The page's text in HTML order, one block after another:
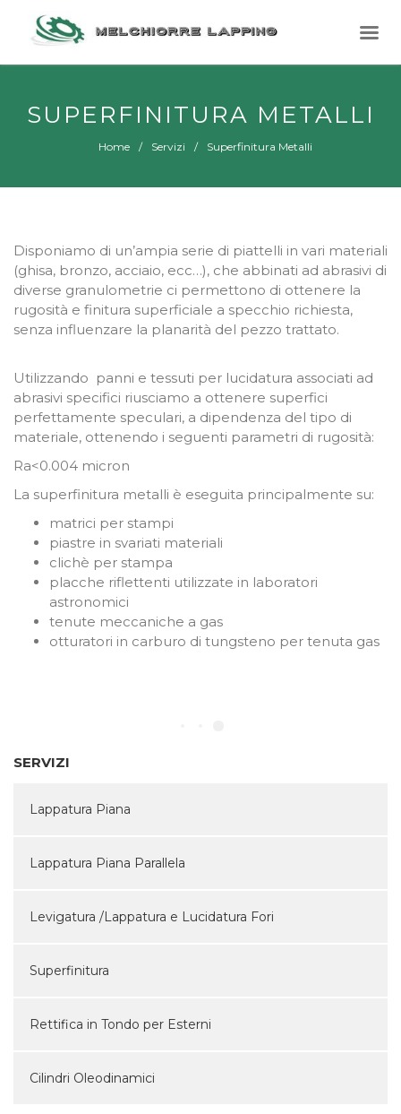
SUPERFINITURA METALLI
Home Servizi Superfinitura Metalli
Disponiamo di un’ampia serie di piattelli in vari materiali
(ghisa, bronzo, acciaio, ecc…), che abbinati ad abrasivi di
diverse granulometrie ci permettono di ottenere la
rugosità e finitura superficiale a specchio richiesta,
senza influenzare la planarità del pezzo trattato.
Utilizzando panni e tessuti per lucidatura associati ad
abrasivi specifici riusciamo a ottenere superfici
perfettamente speculari, a dipendenza del tipo di
materiale, ottenendo i seguenti parametri di rugosità:
Ra<0.004 micron
La superfinitura metalli è eseguita principalmente su:
matrici per stampi
piastre in svariati materiali
clichè per stampa
placche riflettenti utilizzate in laboratori
astronomici
tenute meccaniche a gas
otturatori in carburo di tungsteno per tenuta gas
SERVIZI
Lappatura Piana
Lappatura Piana Parallela
Levigatura /Lappatura e Lucidatura Fori
Superfinitura
Rettifica in Tondo per Esterni
Cilindri Oleodinamici